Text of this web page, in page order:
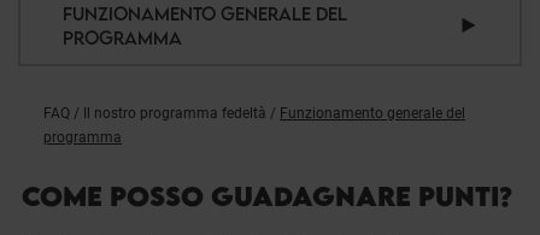
FUNZIONAMENTO GENERALE DEL
PROGRAMMA
FAQ / Il nostro programma fedeltà / Funzionamento generale del
programma
COME POSSO GUADAGNARE PUNTI?